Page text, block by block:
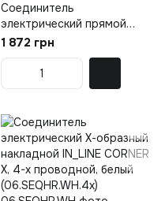
Соединитель
электрический прямой
накладной IN_LINE CORNER
180, 4-x проводной, белый
(06.SE180HR.WH.4x)
1 872 грн